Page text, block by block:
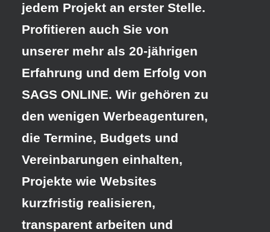
jedem Projekt an erster Stelle.
Profitieren auch Sie von
unserer mehr als 20-jährigen
Erfahrung und dem Erfolg von
SAGS ONLINE. Wir gehören zu
den wenigen Werbeagenturen,
die Termine, Budgets und
Vereinbarungen einhalten,
Projekte wie Websites
kurzfristig realisieren,
transparent arbeiten und